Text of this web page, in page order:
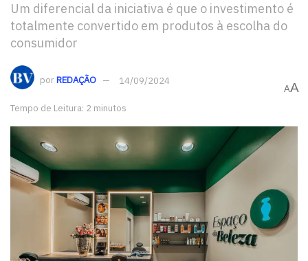
Um diferencial da iniciativa é que o investimento é
totalmente convertido em produtos à escolha do
consumidor
porREDAÇÃO 14/09/2024
Tempo de Leitura: 2 minutos
AA